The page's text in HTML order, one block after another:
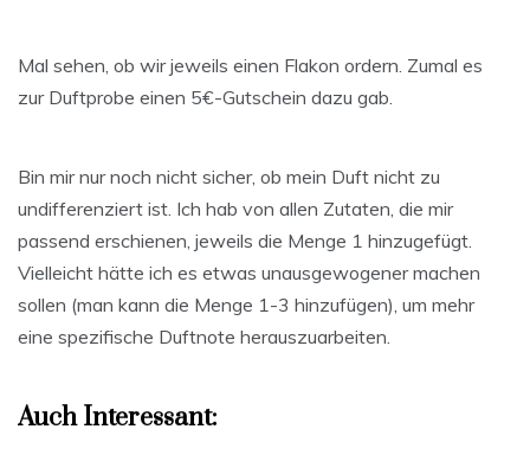
Mal sehen, ob wir jeweils einen Flakon ordern. Zumal es
zur Duftprobe einen 5€-Gutschein dazu gab.
Bin mir nur noch nicht sicher, ob mein Duft nicht zu
undifferenziert ist. Ich hab von allen Zutaten, die mir
passend erschienen, jeweils die Menge 1 hinzugefügt.
Vielleicht hätte ich es etwas unausgewogener machen
sollen (man kann die Menge 1-3 hinzufügen), um mehr
eine spezifische Duftnote herauszuarbeiten.
Auch Interessant: